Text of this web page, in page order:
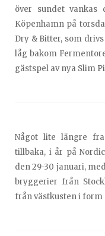
över sundet vankas
Köpenhamn på
Dry & Bitter, som
låg bakom
gästspel av nya Slim
Något lite längre
tillbaka, i år på
den 29-30 januari,
bryggerier från
från västkusten i form